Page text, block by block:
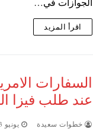
اقرأ المزيد
السفارات
عند طلب فيزا
خطوات سعيدة يونيو 3, 2017